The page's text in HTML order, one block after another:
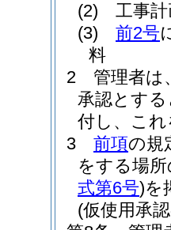
(2)
工事
(3)
前2号
料
2
管理者は
承認とす
付し、こ
3
前項の規
をする場
式第6号)を
(仮使用承